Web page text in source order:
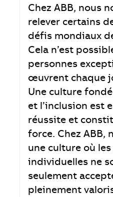
Chez ABB, nous
relever certains
défis mondiaux
Cela n’est
personnes
œuvrent chaque
Une culture
et l’inclusion est
réussite et
force. Chez ABB,
une culture où
individuelles ne
seulement
pleinement